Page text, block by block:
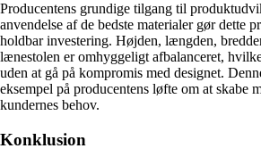
Producentens grundige tilgang til
anvendelse af de bedste materialer gør dette
holdbar investering. Højden, længden,
lænestolen er omhyggeligt afbalanceret,
uden at gå på kompromis med designet.
eksempel på producentens løfte om at skabe
kundernes behov.
Konklusion